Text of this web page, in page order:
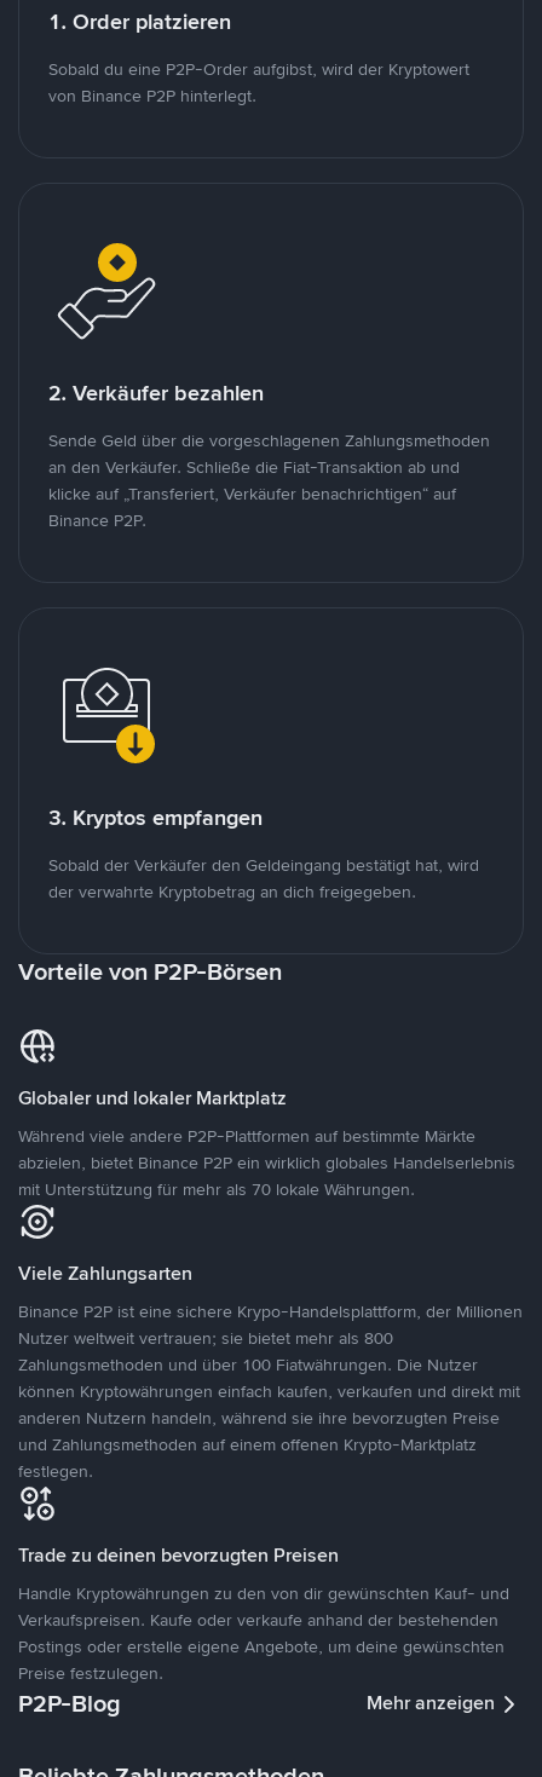
1. Order platzieren
Sobald du eine P2P-Order aufgibst, wird der Kryptowert
von Binance P2P hinterlegt.
2. Verkäufer bezahlen
Sende Geld über die vorgeschlagenen Zahlungsmethoden
an den Verkäufer. Schließe die Fiat-Transaktion ab und
klicke auf „Transferiert, Verkäufer benachrichtigen“ auf
Binance P2P.
3. Kryptos empfangen
Sobald der Verkäufer den Geldeingang bestätigt hat, wird
der verwahrte Kryptobetrag an dich freigegeben.
Vorteile von P2P-Börsen
Globaler und lokaler Marktplatz
Während viele andere P2P-Plattformen auf bestimmte Märkte
abzielen, bietet Binance P2P ein wirklich globales Handelserlebnis
mit Unterstützung für mehr als 70 lokale Währungen.
Viele Zahlungsarten
Binance P2P ist eine sichere Krypo-Handelsplattform, der Millionen
Nutzer weltweit vertrauen; sie bietet mehr als 800
Zahlungsmethoden und über 100 Fiatwährungen. Die Nutzer
können Kryptowährungen einfach kaufen, verkaufen und direkt mit
anderen Nutzern handeln, während sie ihre bevorzugten Preise
und Zahlungsmethoden auf einem offenen Krypto-Marktplatz
festlegen.
Trade zu deinen bevorzugten Preisen
Handle Kryptowährungen zu den von dir gewünschten Kauf- und
Verkaufspreisen. Kaufe oder verkaufe anhand der bestehenden
Postings oder erstelle eigene Angebote, um deine gewünschten
Preise festzulegen.
P2P-Blog Mehr anzeigen